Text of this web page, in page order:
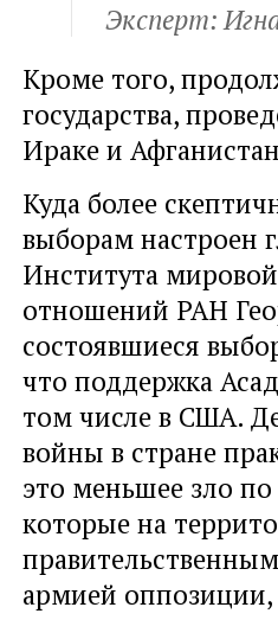
Эксперт:
Кроме того,
государства,
Ираке и
Куда более
выборам настроен
Института
отношений РАН
состоявшиеся
что поддержка
том числе в США.
войны в стране
это меньшее зло
которые на
армией